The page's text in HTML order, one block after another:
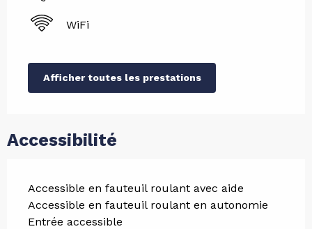
WiFi
Afficher toutes les prestations
Accessibilité
Accessible en fauteuil roulant avec aide
Accessible en fauteuil roulant en autonomie
Entrée accessible